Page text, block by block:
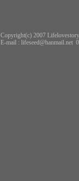
Copyright(c) 2007
E-mail : lifeseed@hanmail.net